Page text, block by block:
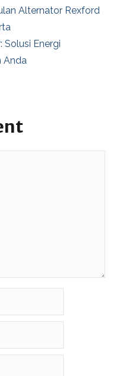
Alternator Rexford
Solusi Energi
Anda